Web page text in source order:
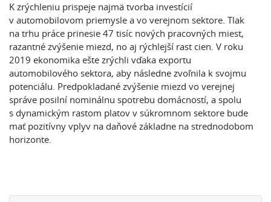
K zrýchleniu prispeje najmä tvorba investícií
v automobilovom priemysle a vo verejnom sektore. Tlak
na trhu práce prinesie 47 tisíc nových pracovných miest,
razantné zvýšenie miezd, no aj rýchlejší rast cien. V roku
2019 ekonomika ešte zrýchli vďaka exportu
automobilového sektora, aby následne zvoľnila k svojmu
potenciálu. Predpokladané zvýšenie miezd vo verejnej
správe posilní nominálnu spotrebu domácností, a spolu
s dynamickým rastom platov v súkromnom sektore bude
mať pozitívny vplyv na daňové základne na strednodobom
horizonte.